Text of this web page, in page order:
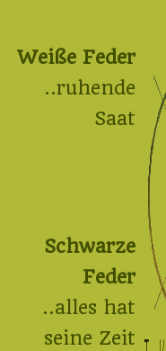
Weiße Feder
..ruhende
Saat
Schwarze
Feder
..alles hat
seine Zeit